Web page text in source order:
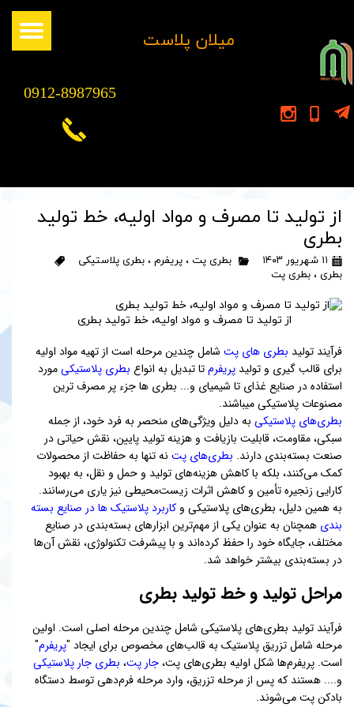
​میلان پلاست
0912-8987965
از تولید تا مصرف و مواد اولیه، خط تولید
بطری
۱۱ شهریور ۱۴۰۳ بطری پت ، پریفرم ، بطری پلاستیکی
بطری ، بطری پت
از تولید تا مصرف و مواد اولیه، خط تولید بطری
فرآیند تولید بطری های پت شامل چندین مرحله است از تهیه مواد اولیه
برای قالب گیری و تولید پریفرمتا تبدیل به انواع بطری پلاستیکیمورد
استفاده در صنایع غذای تا شیمیای و... بطری ها جزء پر مصرف ترین
مصنوعات پلاستیکی میباشند.
بطری‌های پلاستیکی به دلیل ویژگی‌های منحصر به فرد خود، از جمله
سبکی، مقاومت، قابلیت بازیافت و هزینه تولید پایین، نقش حیاتی در
صنعت بسته‌بندی دارند. بطری‌های پت نه تنها به حفاظت از محصولات
کمک می‌کنند، بلکه با کاهش هزینه‌های تولید و حمل و نقل، به بهبود
کارایی زنجیره تأمین و کاهش اثرات زیست‌محیطی نیز یاری می‌رسانند.
به همین دلیل، بطری‌های پلاستیکی و کاربرد پلاستیک ها در صنایع بسته
بندی همچنان به عنوان یکی از مهم‌ترین ابزارهای بسته‌بندی در صنایع
مختلف، جایگاه خود را حفظ کرده‌اند و با پیشرفت تکنولوژی، نقش آن‌ها
در بسته‌بندی بیشتر خواهد شد.
مراحل تولید و خط تولید بطری
فرآیند تولید بطری‌های پلاستیکی شامل چندین مرحله اصلی است. اولین
مرحله شامل تزریق پلاستیک به قالب‌های مخصوص برای ایجاد "پریفرم"
است. پریفرم‌ها شکل اولیه بطری‌های پت،جار پت، بطری جار پلاستیکی
و.... هستند که پس از مرحله تزریق، وارد مرحله فرم‌دهی توسط دستگاه
بادکن پت می‌شوند.